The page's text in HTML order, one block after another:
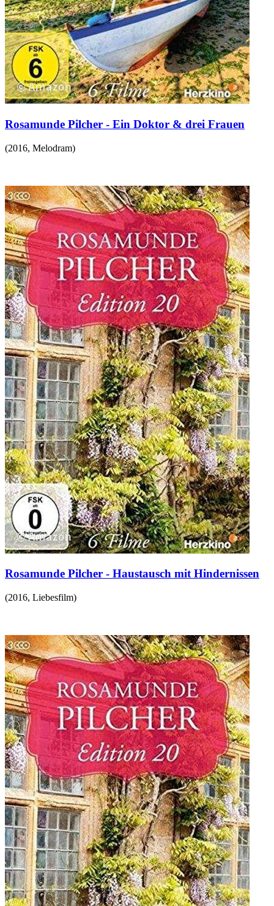
Rosamunde Pilcher - Ein Doktor & drei Frauen
(2016, Melodram)
Rosamunde Pilcher - Haustausch mit Hindernissen
(2016, Liebesfilm)